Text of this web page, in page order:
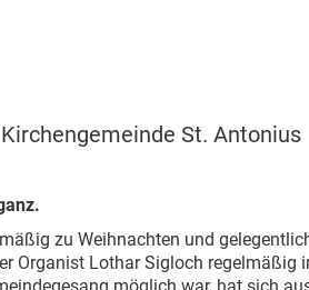
St. Antonius
zu Weihnachten und
Organist Lothar Sigloch regelmäßig